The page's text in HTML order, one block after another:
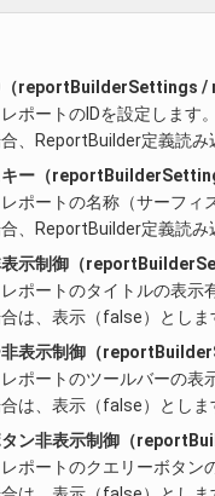
（reportBuilderSettings /
ポートのIDを設定します
、ReportBuilder定義読
キー（
ポートの名称（サーフィ
、ReportBuilder定義読
表示制御（
ポートのタイトルの表
は、表示（false）としま
非表示制御（
ポートのツールバーの
は、表示（false）としま
タン非表示制御（
ポートのクエリーボタ